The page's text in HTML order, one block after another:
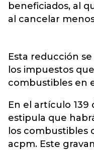
beneficiados, al
al cancelar
Esta reducción
los impuestos
combustibles en
En el artículo 139
estipula que
los combustibles
acpm. Este